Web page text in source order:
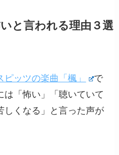
と言われる理由３選
ピッツの楽曲「楓」
で
は「怖い」「聴いていて
しくなる」と言った声が